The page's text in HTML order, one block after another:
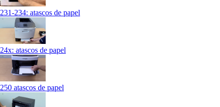
231-234: atascos de papel
24x: atascos de papel
250 atascos de papel